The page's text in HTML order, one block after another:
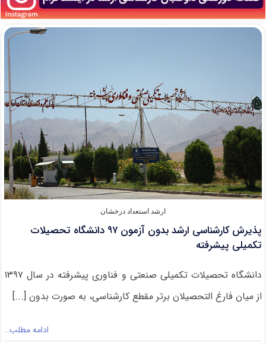
ارشد استعداد درخشان
پذیرش کارشناسی ارشد بدون آزمون ۹۷ دانشگاه تحصیلات
تکمیلی پیشرفته
دانشگاه تحصیلات تکمیلی صنعتی و فناوری پیشرفته در سال ۱۳۹۷
از میان فارغ التحصیلان برتر مقطع کارشناسی، به صورت بدون [...]
ادامه مطلب…